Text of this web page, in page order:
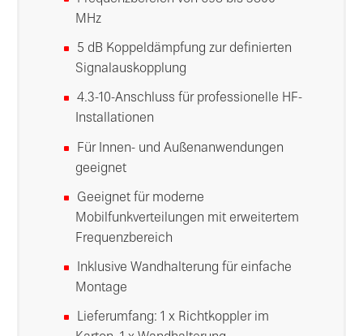
MHz
5 dB Koppeldämpfung zur definierten
Signalauskopplung
4.3-10-Anschluss für professionelle HF-
Installationen
Für Innen- und Außenanwendungen
geeignet
Geeignet für moderne
Mobilfunkverteilungen mit erweitertem
Frequenzbereich
Inklusive Wandhalterung für einfache
Montage
Lieferumfang: 1 x Richtkoppler im